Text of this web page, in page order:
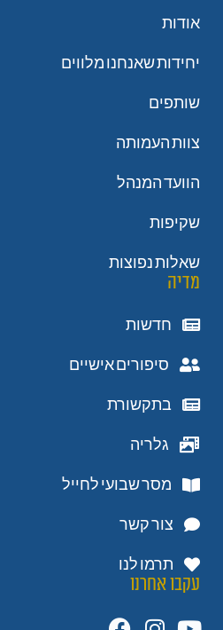
אודות
יחידות שאנחנו מלווים
שותפים
צוות העמותה
הוועד המנהל
שקיפות
שאלות נפוצות
מדיה
חדשות
סיפורים אישיים
בתקשורת
גלריה
מסר שבועי לחייל
צור קשר
תרמו לנו
עקבו אחרנו